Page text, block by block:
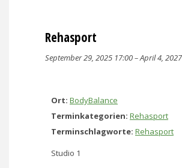
Rehasport
September 29, 2025 17:00–April 4,
Ort: BodyBalance
Terminkategorien: Rehasport
Terminschlagworte: Rehasport
Studio 1